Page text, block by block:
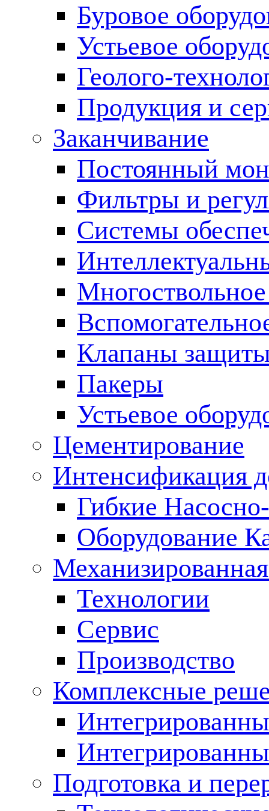
Буровое
Устьевое
Геолого-
Продукция и
Заканчивание
Постоянный
Фильтры и
Cистемы
Клапаны
Пакеры
Устьевое
Цементирование
Интенсификация
Гибкие
Оборудование
Технологии
Сервис
Производство
Комплексные
Подготовка и